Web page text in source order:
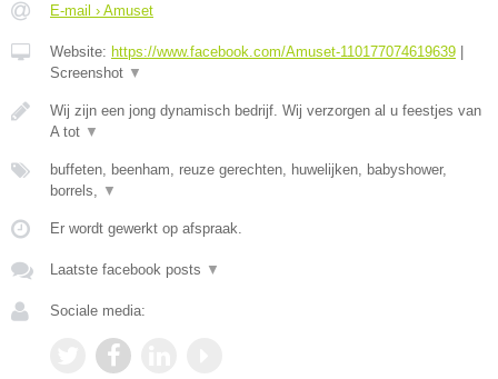
E-mail › Amuset
Website: https://www.facebook.com/Amuset-110177074619639
Screenshot ▼
Wij zijn een jong dynamisch bedrijf. Wij verzorgen al u feestjes van
A tot ▼
buffeten, beenham, reuze gerechten, huwelijken, babyshower,
borrels, ▼
Er wordt gewerkt op afspraak.
Laatste facebook posts ▼
Sociale media: